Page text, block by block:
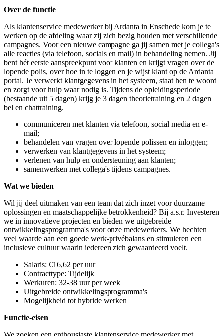
Over de functie
Als klantenservice medewerker bij Ardanta in Enschede kom je te
werken op de afdeling waar zij zich bezig houden met verschillende
campagnes. Voor een nieuwe campagne ga jij samen met je collega's
alle reacties (via telefoon, socials en mail) in behandeling nemen. Jij
bent hét eerste aanspreekpunt voor klanten en krijgt vragen over de
lopende polis, over hoe in te loggen en je wijst klant op de Ardanta
portal. Je verwerkt klantgegevens in het systeem, staat hen te woord
en zorgt voor hulp waar nodig is. Tijdens de opleidingsperiode
(bestaande uit 5 dagen) krijg je 3 dagen theorietraining en 2 dagen
bel en chattraining.
communiceren met klanten via telefoon, social media en e-
mail;
behandelen van vragen over lopende polissen en inloggen;
verwerken van klantgegevens in het systeem;
verlenen van hulp en ondersteuning aan klanten;
samenwerken met collega's tijdens campagnes.
Wat we bieden
Wil jij deel uitmaken van een team dat zich inzet voor duurzame
oplossingen en maatschappelijke betrokkenheid? Bij a.s.r. Investeren
we in innovatieve projecten en bieden we uitgebreide
ontwikkelingsprogramma's voor onze medewerkers. We hechten
veel waarde aan een goede werk-privébalans en stimuleren een
inclusieve cultuur waarin iedereen zich gewaardeerd voelt.
Salaris: €16,62 per uur
Contracttype: Tijdelijk
Werkuren: 32-38 uur per week
Uitgebreide ontwikkelingsprogramma's
Mogelijkheid tot hybride werken
Functie-eisen
We zoeken een enthousiaste klantenservice medewerker met